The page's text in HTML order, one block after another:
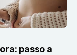
passo a